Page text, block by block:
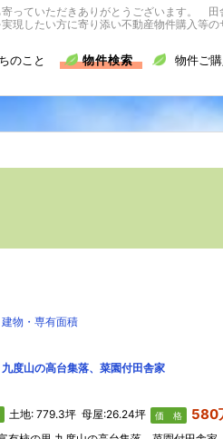
っていただきありがとうございます。 田
現したい方に寄り添い不動産物件購入等の
のこと 物件検索 物件ご
建物・専有面積
度山の高台集落、菜園付田舎家
土地: 779.3坪 母屋:26.24坪 価 格 580